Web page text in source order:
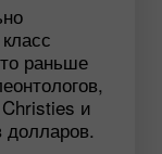
раньше
и
долларов.